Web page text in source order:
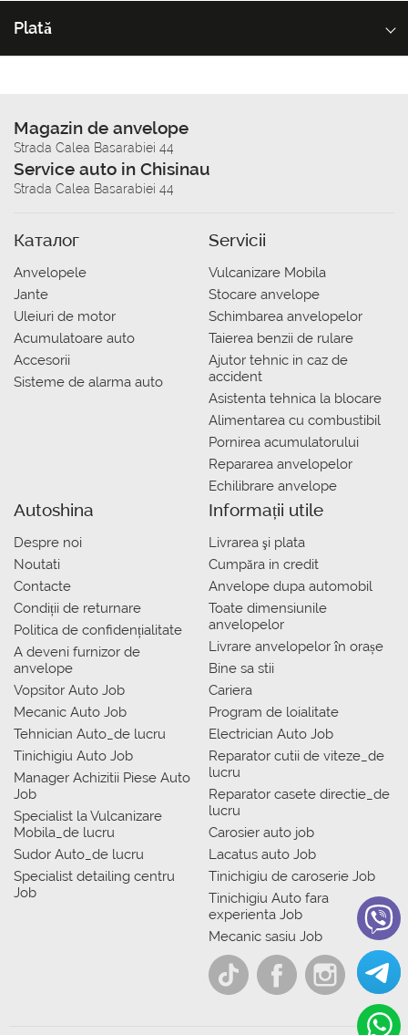
Plată
Magazin de anvelope
Strada Calea Basarabiei 44
Service auto in Chisinau
Strada Calea Basarabiei 44
Каталог
Anvelopele
Jante
Uleiuri de motor
Acumulatoare auto
Accesorii
Sisteme de alarma auto
Servicii
Vulcanizare Mobila
Stocare anvelope
Schimbarea anvelopelor
Taierea benzii de rulare
Ajutor tehnic in caz de
accident
Asistenta tehnica la blocare
Alimentarea cu combustibil
Pornirea acumulatorului
Repararea anvelopelor
Echilibrare anvelope
Autoshina
Despre noi
Noutati
Contacte
Condiții de returnare
Politica de confidențialitate
A deveni furnizor de
anvelope
Vopsitor Auto Job
Mecanic Auto Job
Tehnician Auto_de lucru
Tinichigiu Auto Job
Manager Achizitii Piese Auto
Job
Specialist la Vulcanizare
Mobila_de lucru
Sudor Auto_de lucru
Specialist detailing centru
Job
Informații utile
Livrarea şi plata
Сumpăra in credit
Anvelope dupa automobil
Toate dimensiunile
anvelopelor
Livrare anvelopelor în orașe
Bine sa stii
Cariera
Program de loialitate
Electrician Auto Job
Reparator cutii de viteze_de
lucru
Reparator casete directie_de
lucru
Carosier auto job
Lacatus auto Job
Tinichigiu de caroserie Job
Tinichigiu Auto fara
experienta Job
Mecanic sasiu Job